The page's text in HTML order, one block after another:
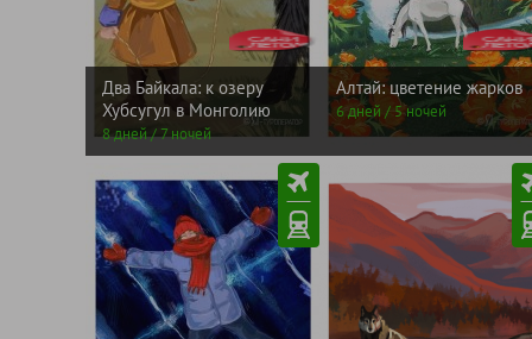
Два Байкала: к озеру
Хубсугул в Монголию
8 дней / 7 ночей
САНИ
ЛЕТОМ
от
101400
рублей
Алтай: цветение жарков
6 дней / 5 ночей
САНИ
от
рублей